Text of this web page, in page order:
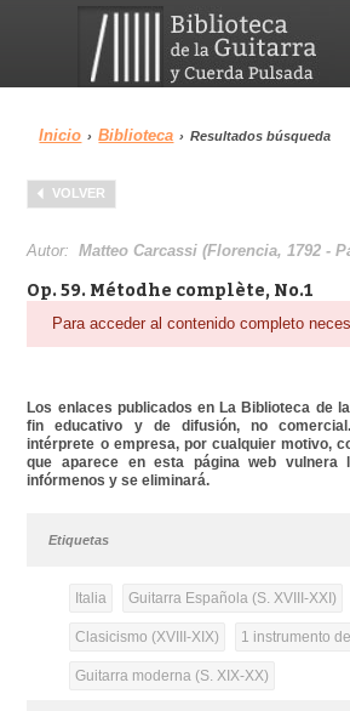
Menu
Biblioteca
Inicio › Biblioteca › Resultados búsqueda
VOLVER
Autor:Matteo Carcassi (Florencia, 1792 -
Op. 59. Métodhe complète, No.1
Para acceder al contenido completo
Los enlaces publicados en La Biblioteca de
fin educativo y de difusión, no
intérprete o empresa, por cualquier motivo,
que aparece en esta página web vulnera
infórmenos y se eliminará.
Etiquetas
Italia Guitarra Española (S. XVIII-XXI)
Clasicismo (XVIII-XIX) 1 instrumento
Guitarra moderna (S. XIX-XX)